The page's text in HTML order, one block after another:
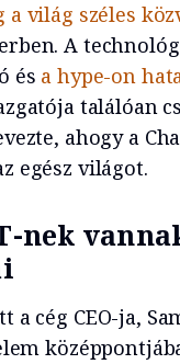
világ széles
A
és a hype-on
találóan
ahogy a
egész világot.
nek
a cég CEO-ja,